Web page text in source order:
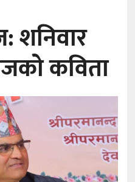
शनिवार
कविता